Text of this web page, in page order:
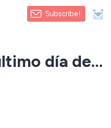
Subscribe!
día de…